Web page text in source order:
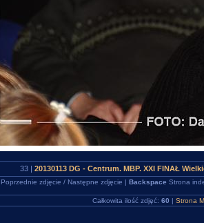
33 | 20130113 DG - Centrum. MBP. XXI FINAŁ
zdjęcie / Następne zdjęcie | Backspace Strona
Całkowita ilość zdjęć: 60 | Strona